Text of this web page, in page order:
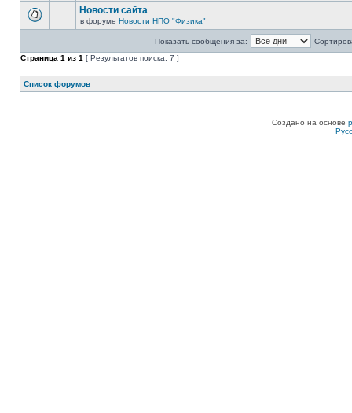
Новости сайта
в форуме Новости НПО "Физика"
Показать сообщения за:
Страница 1 из 1 [ Результатов поиска: 7 ]
Список форумов
Создано на основе